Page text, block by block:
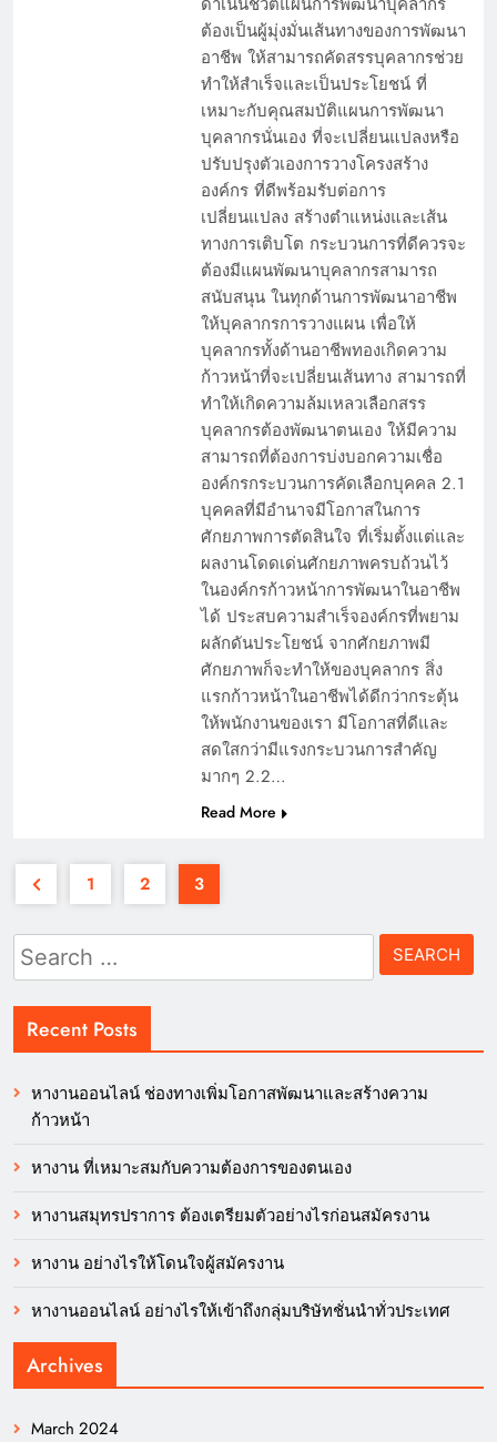
ต้องเป็นผู้มุ่งมั่นเส้นทางของการพัฒนา
อาชีพ ให้สามารถคัดสรรบุคลากรช่วย
ทำให้สำเร็จและเป็นประโยชน์ ที่
เหมาะกับคุณสมบัติแผนการพัฒนา
บุคลากรนั่นเอง ที่จะเปลี่ยนแปลงหรือ
ปรับปรุงตัวเองการวางโครงสร้าง
องค์กร ที่ดีพร้อมรับต่อการ
เปลี่ยนแปลง สร้างตำแหน่งและเส้น
ทางการเติบโต กระบวนการที่ดีควรจะ
ต้องมีแผนพัฒนาบุคลากรสามารถ
สนับสนุน ในทุกด้านการพัฒนาอาชีพ
ให้บุคลากรการวางแผน เพื่อให้
บุคลากรทั้งด้านอาชีพทองเกิดความ
ก้าวหน้าที่จะเปลี่ยนเส้นทาง สามารถที่
ทำให้เกิดความล้มเหลวเลือกสรร
บุคลากรต้องพัฒนาตนเอง ให้มีความ
สามารถที่ต้องการบ่งบอกความเชื่อ
องค์กรกระบวนการคัดเลือกบุคคล 2.1
บุคคลที่มีอำนาจมีโอกาสในการ
ศักยภาพการตัดสินใจ ที่เริ่มตั้งแต่และ
ผลงานโดดเด่นศักยภาพครบถ้วนไว้
ในองค์กรก้าวหน้าการพัฒนาในอาชีพ
ได้ ประสบความสำเร็จองค์กรที่พยาม
ผลักดันประโยชน์ จากศักยภาพมี
ศักยภาพก็จะทำให้ของบุคลากร สิ่ง
แรกก้าวหน้าในอาชีพได้ดีกว่ากระตุ้น
ให้พนักงานของเรา มีโอกาสที่ดีและ
สดใสกว่ามีแรงกระบวนการสำคัญ
มากๆ 2.2…
Read More
1 2 3
Search
for:
Recent Posts
หางานออนไลน์ ช่องทางเพิ่มโอกาสพัฒนาและสร้างความ
ก้าวหน้า
หางาน ที่เหมาะสมกับความต้องการของตนเอง
หางานสมุทรปราการ ต้องเตรียมตัวอย่างไรก่อนสมัครงาน
หางาน อย่างไรให้โดนใจผู้สมัครงาน
หางานออนไลน์ อย่างไรให้เข้าถึงกลุ่มบริษัทชั่นนำทั่วประเทศ
Archives
March 2024